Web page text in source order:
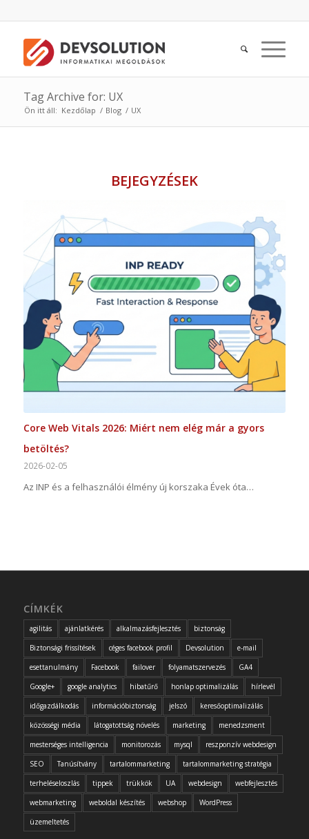
Tag Archive for: UX
Ön itt áll: Kezdőlap / Blog / UX
BEJEGYZÉSEK
Core Web Vitals 2026: Miért nem elég már a gyors
betöltés?
2026-02-05
Az INP és a felhasználói élmény új korszaka Évek óta…
CÍMKÉK
agilitás ajánlatkérés alkalmazásfejlesztés
biztonság
Biztonsági frissítések
céges facebook profil Devsolution
e-mail
esettanulmány
Facebook failover folyamatszervezés
GA4
Google+
google analytics hibatűrő honlap optimalizálás
hírlevél
időgazdálkodás
információbiztonság jelszó
keresőoptimalizálás
közösségi média
látogatottság növelés marketing
menedzsment
mesterséges intelligencia
monitorozás mysql
reszponzív webdesign
SEO
Tanúsítvány tartalommarketing
tartalommarketing stratégia
terheléseloszlás
tippek trükkök UA webdesign
webfejlesztés
webmarketing
weboldal készítés webshop
WordPress
üzemeltetés